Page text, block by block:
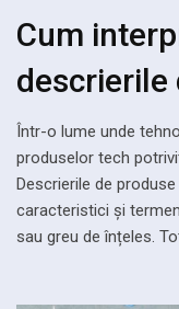
Cum
descrierile
Într-o lume unde
produselor tech
Descrierile de
caracteristici și
sau greu de înțeles.